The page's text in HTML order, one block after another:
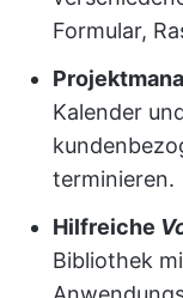
Formular,
Kalender
terminieren.
Hilfreiche
Bibliothek